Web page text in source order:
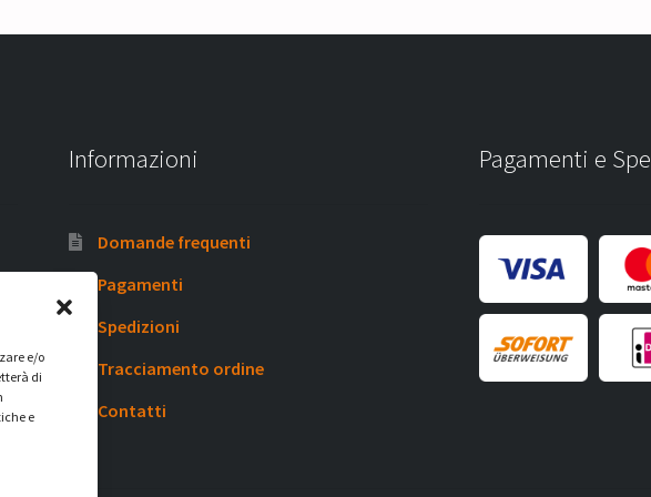
e/o
di
e
Informazioni
Domande frequenti
Pagamenti
Spedizioni
Tracciamento ordine
Contatti
Pagamenti e